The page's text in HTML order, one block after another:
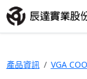
產品資訊 VGA